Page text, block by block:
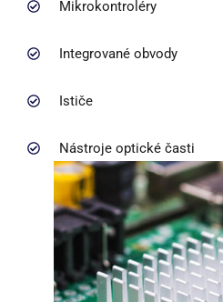
Mikrokontroléry
Integrované obvody
Ističe
Nástroje optické časti